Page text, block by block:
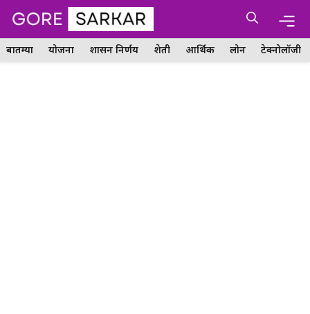
Skip
content
बातम्या योजना शासन निर्णय शेती आर्थिक लोन टेक्नोलॉजी